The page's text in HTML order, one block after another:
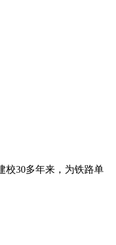
校30多年来，为铁路单